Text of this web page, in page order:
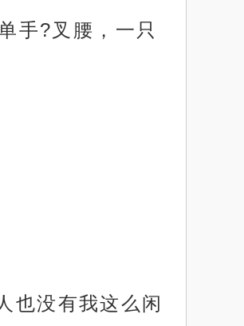
手?叉腰，一只
也没有我这么闲